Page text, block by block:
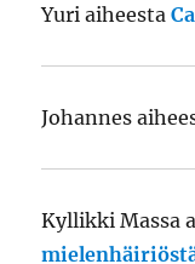
Yuri aiheesta
Johannes
Kyllikki Massa